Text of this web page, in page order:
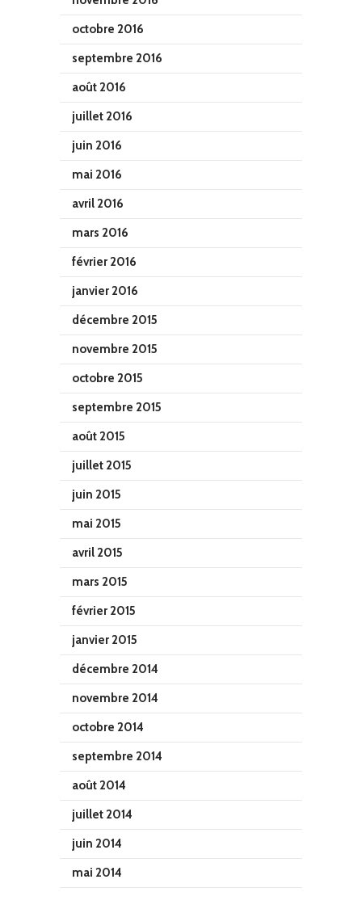
octobre 2016
septembre 2016
août 2016
juillet 2016
juin 2016
mai 2016
avril 2016
mars 2016
février 2016
janvier 2016
décembre 2015
novembre 2015
octobre 2015
septembre 2015
août 2015
juillet 2015
juin 2015
mai 2015
avril 2015
mars 2015
février 2015
janvier 2015
décembre 2014
novembre 2014
octobre 2014
septembre 2014
août 2014
juillet 2014
juin 2014
mai 2014